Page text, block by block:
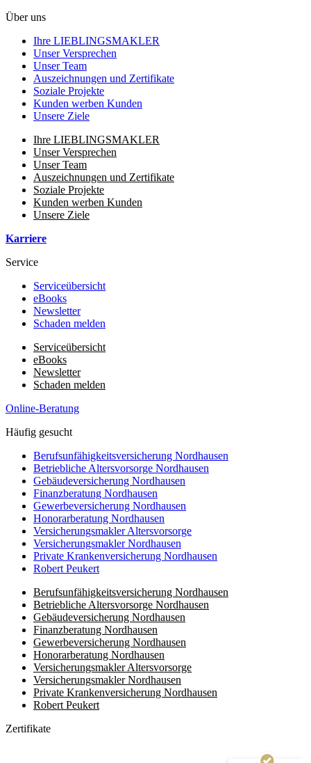
Über uns
Ihre LIEBLINGSMAKLER
Unser Versprechen
Unser Team
Auszeichnungen und Zertifikate
Soziale Projekte
Kunden werben Kunden
Unsere Ziele
Ihre LIEBLINGSMAKLER
Unser Versprechen
Unser Team
Auszeichnungen und Zertifikate
Soziale Projekte
Kunden werben Kunden
Unsere Ziele
Karriere
Service
Serviceübersicht
eBooks
Newsletter
Schaden melden
Serviceübersicht
eBooks
Newsletter
Schaden melden
Online-Beratung
Häufig gesucht
Berufsunfähigkeitsversicherung Nordhausen
Betriebliche Altersvorsorge Nordhausen
Gebäudeversicherung Nordhausen
Finanzberatung Nordhausen
Gewerbeversicherung Nordhausen
Honorarberatung Nordhausen
Versicherungsmakler Altersvorsorge
Versicherungsmakler Nordhausen
Private Krankenversicherung Nordhausen
Robert Peukert
Berufsunfähigkeitsversicherung Nordhausen
Betriebliche Altersvorsorge Nordhausen
Gebäudeversicherung Nordhausen
Finanzberatung Nordhausen
Gewerbeversicherung Nordhausen
Honorarberatung Nordhausen
Versicherungsmakler Altersvorsorge
Versicherungsmakler Nordhausen
Private Krankenversicherung Nordhausen
Robert Peukert
Zertifikate
Kundenbewertungen und Erfahrungen zu
LIEBLINGSMAKLER GmbH & Co. KG
(8 Profile)